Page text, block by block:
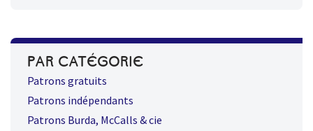
PAR CATÉGORIE
Patrons gratuits
Patrons indépendants
Patrons Burda, McCalls & cie